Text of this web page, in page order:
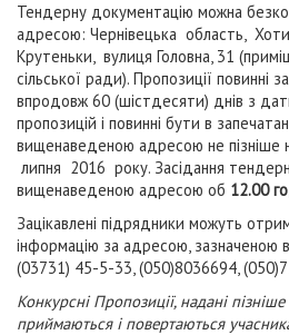
Тендерну документацію можна
адресою: Чернівецька область,
Крутеньки, вулиця Головна, 31
сільської ради). Пропозиції повинні
впродовж 60 (шістдесяти) днів з
пропозицій і повинні бути в
вищенаведеною адресою не пізніше
липня 2016 року. Засідання
вищенаведеною адресою об 12.00
Зацікавлені підрядники можуть
інформацію за адресою,
(03731) 45-5-33, (050)8036694,
Конкурсні Пропозиції, надані
приймаються і повертаються